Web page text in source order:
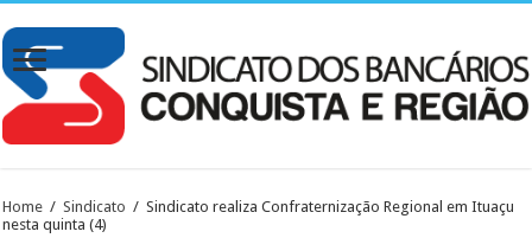
Home / Sindicato / Sindicato realiza Confraternização Regional em Ituaçu
nesta quinta (4)